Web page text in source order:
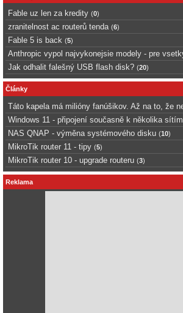
Fable uz len za kredity (0)
zranitelnost ac routerů tenda (6)
Fable 5 is back (5)
Anthropic vypol najvykonejsie modely - pre
Jak odhalit falešný USB flash disk? (20)
Články
Táto kapela má milióny fanúšikov. Až na to, že
Windows 11 - připojení současně k několika sítím
NAS QNAP - výměna systémového disku (10)
MikroTik router 11 - tipy (5)
MikroTik router 10 - upgrade routeru (3)
Reklama